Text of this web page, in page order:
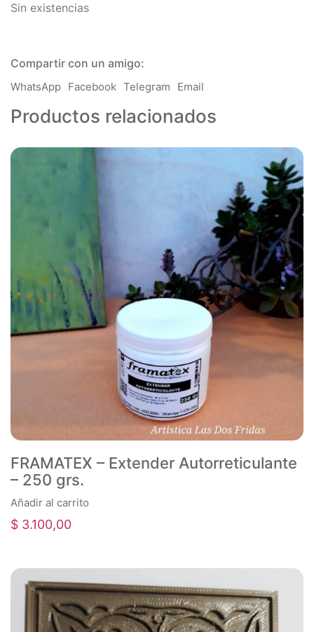
Sin existencias
Compartir con un amigo:
WhatsApp Facebook Telegram Email
Productos relacionados
FRAMATEX – Extender Autorreticulante
– 250 grs.
Añadir al carrito
$ 3.100,00